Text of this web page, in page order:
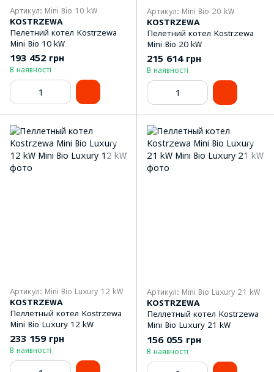
Артикул: Mini Bio 10 kW
KOSTRZEWA
Пелетний котел Kostrzewa
Mini Bio 10 kW
193 452 грн
В наявності
Артикул: Mini Bio 20 kW
KOSTRZEWA
Пелетний котел Kostrzewa
Mini Bio 20 kW
215 614 грн
В наявності
Артикул: Mini Bio Luxury 12 kW
KOSTRZEWA
Пеллетный котел Kostrzewa
Mini Bio Luxury 12 kW
233 159 грн
В наявності
Артикул: Mini Bio Luxury 21 kW
KOSTRZEWA
Пеллетный котел Kostrzewa
Mini Bio Luxury 21 kW
156 055 грн
В наявності